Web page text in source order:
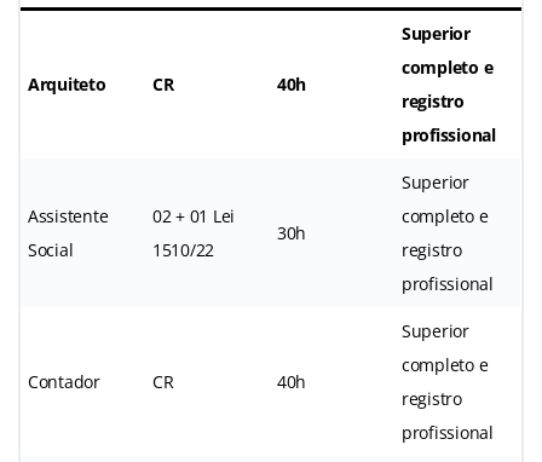
Arquiteto CR 40h
Superior
completo e
registro
profissional
Assistente
Social
02 + 01 Lei
1510/22
30h
Superior
completo e
registro
profissional
Contador CR 40h
Superior
completo e
registro
profissional